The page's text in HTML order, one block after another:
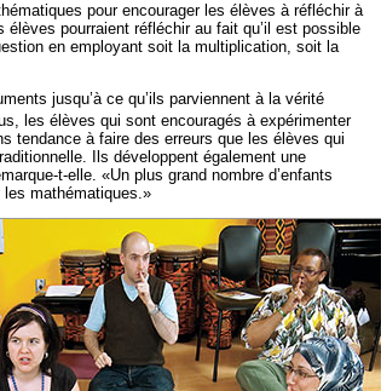
pour encourager les élèves à réfléchir à
pourraient réfléchir au fait qu’il est possible
en employant soit la multiplication, soit la
jusqu’à ce qu’ils parviennent à la vérité
les élèves qui sont encouragés à expérimenter
tendance à faire des erreurs que les élèves qui
Ils développent également une
t-elle. «Un plus grand nombre d’enfants
les mathématiques.»